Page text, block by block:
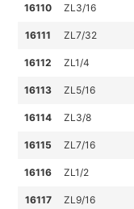
16110 ZL3/16
16111 ZL7/32
16112 ZL1/4
16113 ZL5/16
16114 ZL3/8
16115 ZL7/16
16116 ZL1/2
16117 ZL9/16